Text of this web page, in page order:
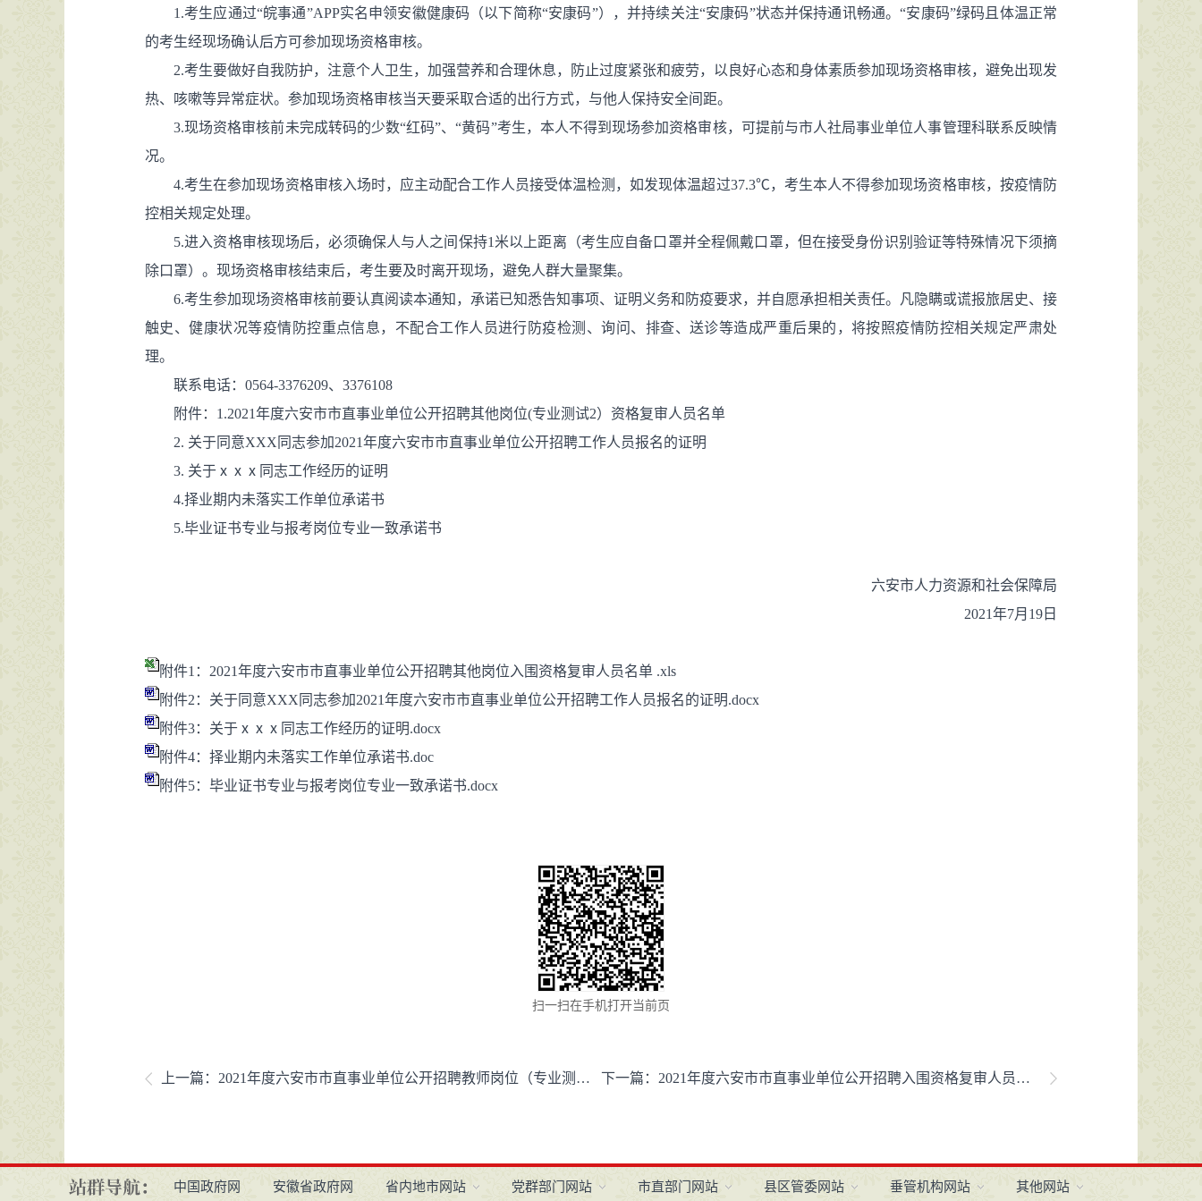
1.考生应通过“皖事通”APP实名申领安徽健康码（以下简称“安康码”），并持续关注“安康码”状态并保持通讯畅通。“安康码”绿码且体温正常
的考生经现场确认后方可参加现场资格审核。
2.考生要做好自我防护，注意个人卫生，加强营养和合理休息，防止过度紧张和疲劳，以良好心态和身体素质参加现场资格审核，避免出现发
热、咳嗽等异常症状。参加现场资格审核当天要采取合适的出行方式，与他人保持安全间距。
3.现场资格审核前未完成转码的少数“红码”、“黄码”考生，本人不得到现场参加资格审核，可提前与市人社局事业单位人事管理科联系反映情
况。
4.考生在参加现场资格审核入场时，应主动配合工作人员接受体温检测，如发现体温超过37.3℃，考生本人不得参加现场资格审核，按疫情防
控相关规定处理。
5.进入资格审核现场后，必须确保人与人之间保持1米以上距离（考生应自备口罩并全程佩戴口罩，但在接受身份识别验证等特殊情况下须摘
除口罩）。现场资格审核结束后，考生要及时离开现场，避免人群大量聚集。
6.考生参加现场资格审核前要认真阅读本通知，承诺已知悉告知事项、证明义务和防疫要求，并自愿承担相关责任。凡隐瞒或谎报旅居史、接
触史、健康状况等疫情防控重点信息，不配合工作人员进行防疫检测、询问、排查、送诊等造成严重后果的，将按照疫情防控相关规定严肃处
理。
联系电话：0564-3376209、3376108
附件：1.2021年度六安市市直事业单位公开招聘其他岗位(专业测试2）资格复审人员名单
2. 关于同意XXX同志参加2021年度六安市市直事业单位公开招聘工作人员报名的证明
3. 关于ⅹⅹⅹ同志工作经历的证明
4.择业期内未落实工作单位承诺书
5.毕业证书专业与报考岗位专业一致承诺书
六安市人力资源和社会保障局
2021年7月19日
附件1：2021年度六安市市直事业单位公开招聘其他岗位入围资格复审人员名单 .xls
附件2：关于同意XXX同志参加2021年度六安市市直事业单位公开招聘工作人员报名的证明.docx
附件3：关于ⅹⅹⅹ同志工作经历的证明.docx
附件4：择业期内未落实工作单位承诺书.doc
附件5：毕业证书专业与报考岗位专业一致承诺书.docx
扫一扫在手机打开当前页
上一篇： 2021年度六安市市直事业单位公开招聘教师岗位（专业测试1）递补资格复审通知1 下一篇： 2021年度六安市市直事业单位公开招聘入围资格复审人员名单及教师岗位（专业测试1）资格复审通知
中国政府网 安徽省政府网 省内地市网站 党群部门网站 市直部门网站 县区管委网站 垂管机构网站 其他网站